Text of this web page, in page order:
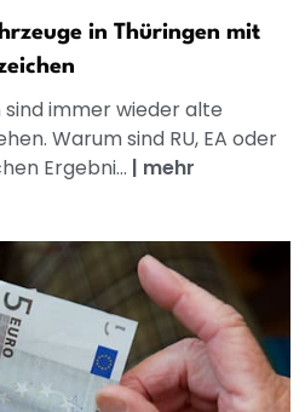
in Thüringen mit
immer wieder alte
Warum sind RU, EA oder
Ergebni... | mehr